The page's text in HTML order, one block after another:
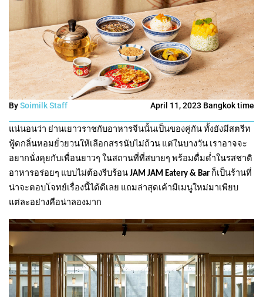
BySoimilk Staff April 11, 2023 Bangkok time
แน่นอนว่า ย่านเยาวราชกับอาหารจีนนั้นเป็นของคู่กัน ทั้งยังมีสตรีท
ฟู้ดกลิ่นหอมยั่วยวนให้เลือกสรรนับไม่ถ้วน แต่ในบางวัน เราอาจจะ
อยากนั่งคุยกับเพื่อนยาวๆ ในสถานที่ที่สบายๆ พร้อมดื่มด่ำในรสชาติ
อาหารอร่อยๆ แบบไม่ต้องรีบร้อน JAM JAM Eatery & Bar ก็เป็นร้านที่
น่าจะตอบโจทย์เรื่องนี้ได้ดีเลย แถมล่าสุดเค้ามีเมนูใหม่มาเพียบ
แต่ละอย่างคือน่าลองมาก